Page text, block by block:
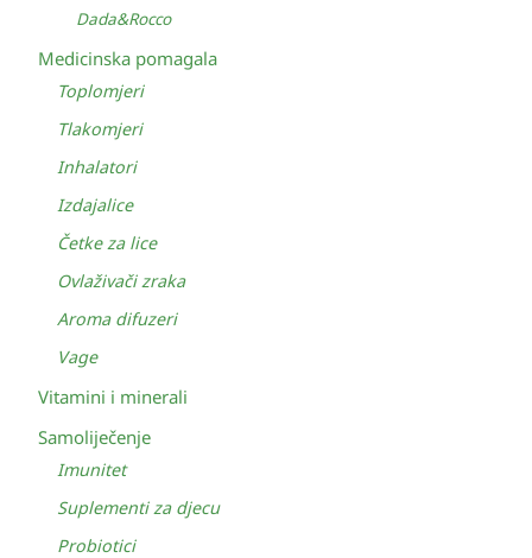
Dada&Rocco
Medicinska pomagala
Toplomjeri
Tlakomjeri
Inhalatori
Izdajalice
Četke za lice
Ovlaživači zraka
Aroma difuzeri
Vage
Vitamini i minerali
Samoliječenje
Imunitet
Suplementi za djecu
Probiotici